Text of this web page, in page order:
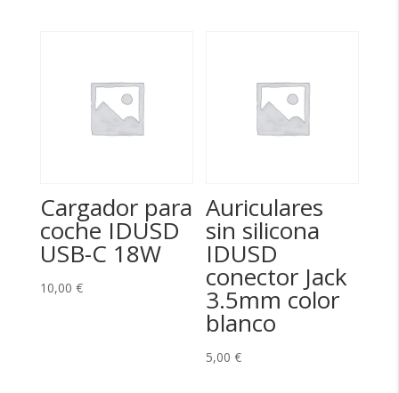
Cargador para
coche IDUSD
USB-C 18W
10,00 €
Auriculares
sin silicona
IDUSD
conector Jack
3.5mm color
blanco
5,00€